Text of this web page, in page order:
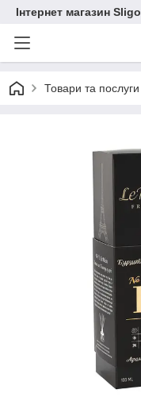
Інтернет магазин Sligo
Товари та послуги